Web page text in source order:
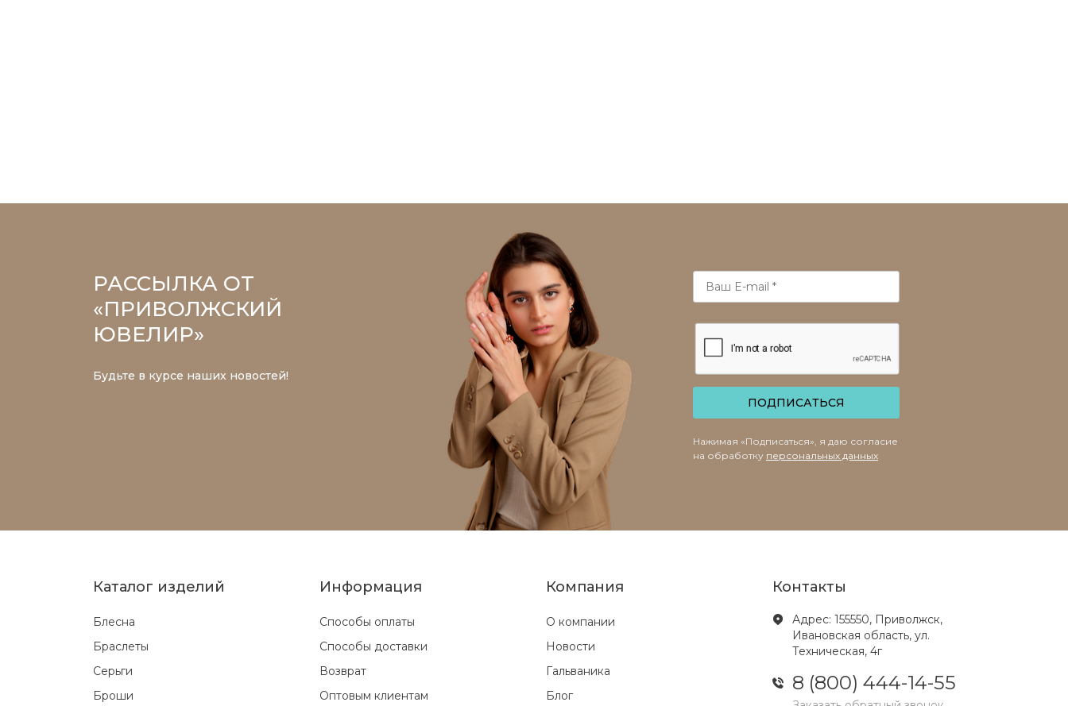
РАССЫЛКА ОТ
«ПРИВОЛЖСКИЙ
ЮВЕЛИР»
Будьте в курсе наших новостей!
ПОДПИСАТЬСЯ
Нажимая «Подписаться», я даю согласие
на обработку персональных данных
Каталог изделий
Блесна
Браслеты
Серьги
Броши
Информация
Способы оплаты
Способы доставки
Возврат
Оптовым клиентам
Компания
О компании
Новости
Гальваника
Блог
Контакты
Адрес: 155550, Приволжск,
Ивановская область, ул.
Техническая, 4г
8 (800) 444-14-55